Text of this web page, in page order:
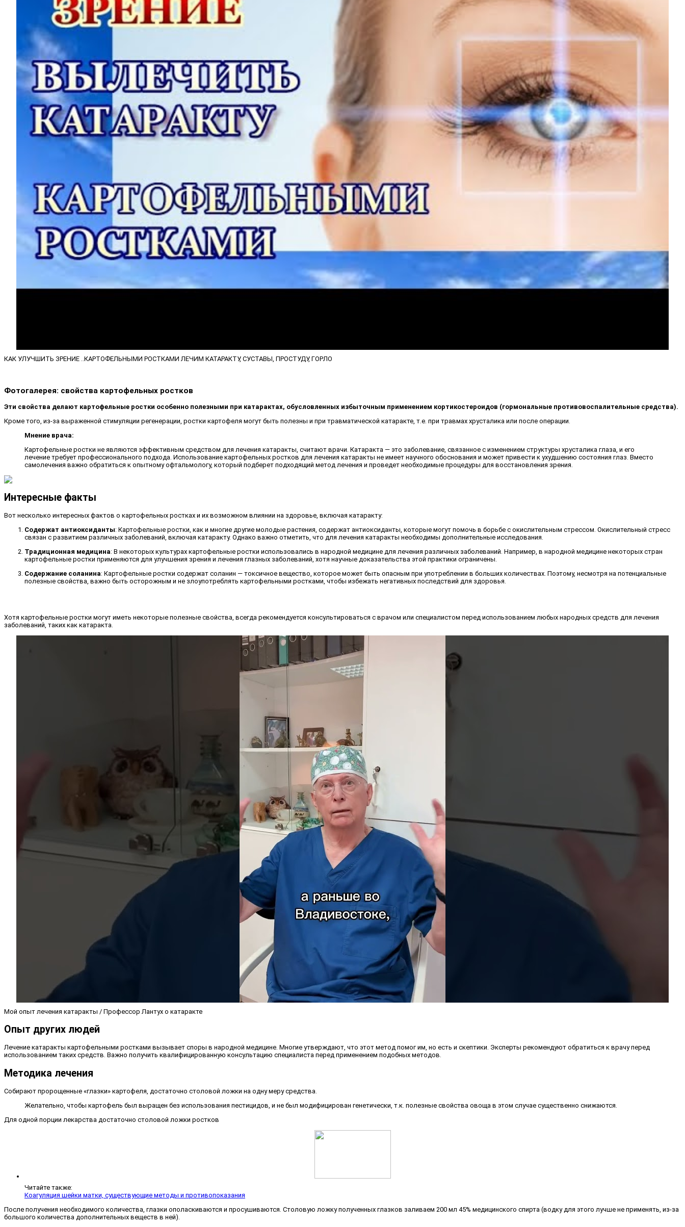
КАК УЛУЧШИТЬ ЗРЕНИЕ ..КАРТОФЕЛЬНЫМИ РОСТКАМИ ЛЕЧИМ КАТАРАКТУ, СУСТАВЫ, ПРОСТУДУ, ГОРЛО
Фотогалерея: свойства картофельных ростков
Эти свойства делают картофельные ростки особенно полезными при катарактах, обусловленных избыточным применением кортикостероидов (гормональные противовоспалительные средства).
Кроме того, из-за выраженной стимуляции регенерации, ростки картофеля могут быть полезны и при травматической катаракте, т.е. при травмах хрусталика или после операции.
Мнение врача:
Картофельные ростки не являются эффективным средством для лечения катаракты, считают врачи. Катаракта — это заболевание, связанное с изменением структуры хрусталика глаза, и его
лечение требует профессионального подхода. Использование картофельных ростков для лечения катаракты не имеет научного обоснования и может привести к ухудшению состояния глаз. Вместо
самолечения важно обратиться к опытному офтальмологу, который подберет подходящий метод лечения и проведет необходимые процедуры для восстановления зрения.
Интересные факты
Вот несколько интересных фактов о картофельных ростках и их возможном влиянии на здоровье, включая катаракту:
Содержат антиоксиданты: Картофельные ростки, как и многие другие молодые растения, содержат антиоксиданты, которые могут помочь в борьбе с окислительным стрессом. Окислительный стресс
связан с развитием различных заболеваний, включая катаракту. Однако важно отметить, что для лечения катаракты необходимы дополнительные исследования.
Традиционная медицина: В некоторых культурах картофельные ростки использовались в народной медицине для лечения различных заболеваний. Например, в народной медицине некоторых стран
картофельные ростки применяются для улучшения зрения и лечения глазных заболеваний, хотя научные доказательства этой практики ограничены.
Содержание соланина: Картофельные ростки содержат соланин — токсичное вещество, которое может быть опасным при употреблении в больших количествах. Поэтому, несмотря на потенциальные
полезные свойства, важно быть осторожным и не злоупотреблять картофельными ростками, чтобы избежать негативных последствий для здоровья.
Хотя картофельные ростки могут иметь некоторые полезные свойства, всегда рекомендуется консультироваться с врачом или специалистом перед использованием любых народных средств для лечения
заболеваний, таких как катаракта.
Мой опыт лечения катаракты / Профессор Лантух о катаракте
Опыт других людей
Лечение катаракты картофельными ростками вызывает споры в народной медицине. Многие утверждают, что этот метод помог им, но есть и скептики. Эксперты рекомендуют обратиться к врачу перед
использованием таких средств. Важно получить квалифицированную консультацию специалиста перед применением подобных методов.
Методика лечения
Собирают пророщенные «глазки» картофеля, достаточно столовой ложки на одну меру средства.
Желательно, чтобы картофель был выращен без использования пестицидов, и не был модифицирован генетически, т.к. полезные свойства овоща в этом случае существенно снижаются.
Для одной порции лекарства достаточно столовой ложки ростков
Читайте также:
Коагуляция шейки матки, существующие методы и противопоказания
После получения необходимого количества, глазки ополаскиваются и просушиваются. Столовую ложку полученных глазков заливаем 200 мл 45% медицинского спирта (водку для этого лучше не применять, из-за
большого количества дополнительных веществ в ней).